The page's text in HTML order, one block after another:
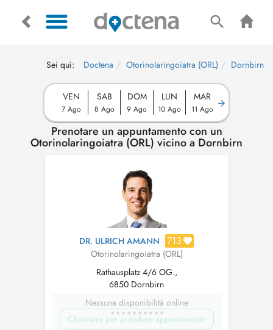
Sei qui: Doctena Otorinolaringoiatra (ORL) Dornbirn
VEN
7 Ago
SAB
8 Ago
DOM
9 Ago
LUN
10 Ago
MAR
11 Ago
Prenotare un appuntamento con un
Otorinolaringoiatra (ORL) vicino a Dornbirn
DR. ULRICH AMANN 713
Otorinolaringoiatra (ORL)
Rathausplatz 4/6 OG.,
6850 Dornbirn
Nessuna disponibilità online
Chiamare per prendere appuntamento